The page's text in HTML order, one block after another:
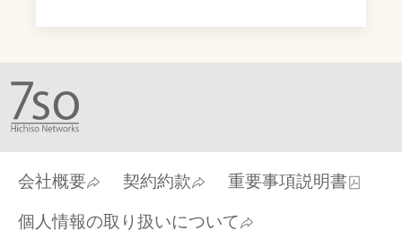
会社概要 契約約款
重要事項説明書
個人情報の取り扱いについて